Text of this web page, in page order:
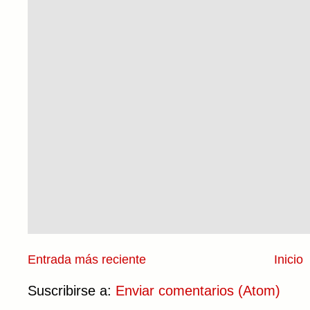
Entrada más reciente Inicio
Suscribirse a: Enviar comentarios (Atom)